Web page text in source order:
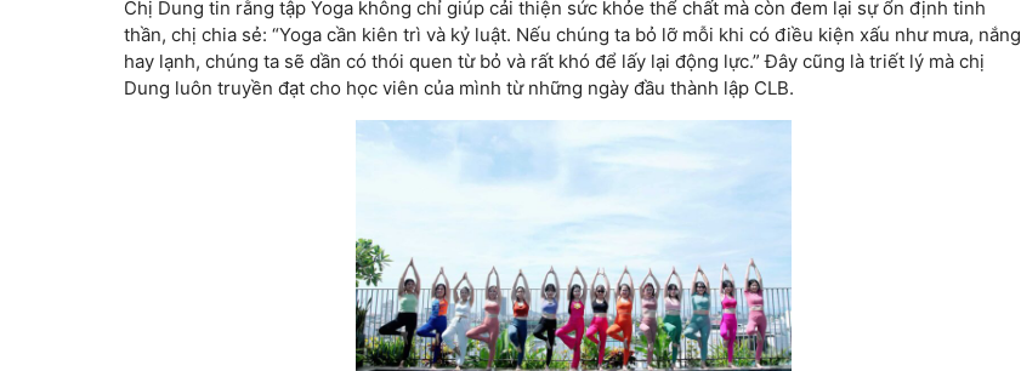
Chị Dung tin rằng tập Yoga không chỉ giúp cải thiện sức khỏe thể chất mà còn đem lại sự ổn định tinh
thần, chị chia sẻ: “Yoga cần kiên trì và kỷ luật. Nếu chúng ta bỏ lỡ mỗi khi có điều kiện xấu như mưa, nắng
hay lạnh, chúng ta sẽ dần có thói quen từ bỏ và rất khó để lấy lại động lực.” Đây cũng là triết lý mà chị
Dung luôn truyền đạt cho học viên của mình từ những ngày đầu thành lập CLB.